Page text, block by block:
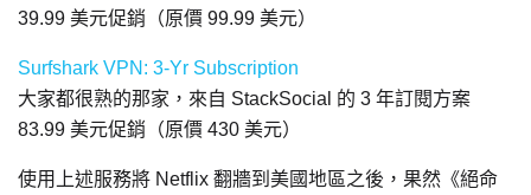
39.99 美元促銷（原價 99.99 美元）
Surfshark VPN: 3-Yr Subscription
大家都很熟的那家，來自 StackSocial 的 3 年訂閱方案
83.99 美元促銷（原價 430 美元）
使用上述服務將 Netflix 翻牆到美國地區之後，果然《絕命